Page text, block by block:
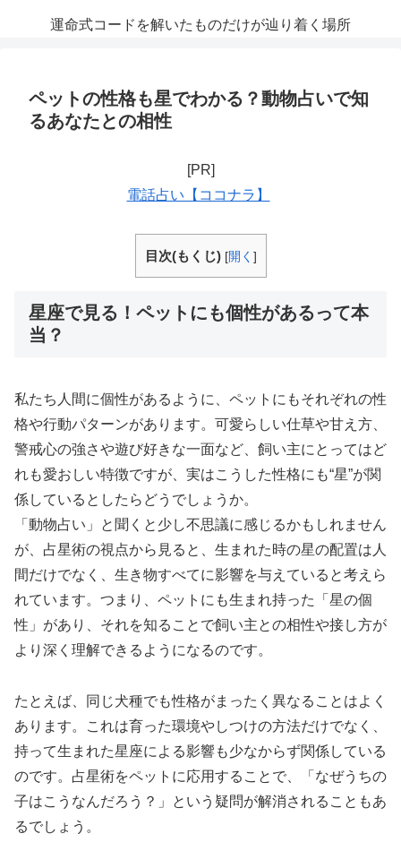
運命式コードを解いたものだけが辿り着く場所
ペットの性格も星でわかる？動物占いで知
るあなたとの相性
[PR]
電話占い【ココナラ】
目次(もくじ) [開く ]
星座で見る！ペットにも個性があるって本
当？
私たち人間に個性があるように、ペットにもそれぞれの性
格や行動パターンがあります。可愛らしい仕草や甘え方、
警戒心の強さや遊び好きな一面など、飼い主にとってはど
れも愛おしい特徴ですが、実はこうした性格にも“星”が関
係しているとしたらどうでしょうか。
「動物占い」と聞くと少し不思議に感じるかもしれません
が、占星術の視点から見ると、生まれた時の星の配置は人
間だけでなく、生き物すべてに影響を与えていると考えら
れています。つまり、ペットにも生まれ持った「星の個
性」があり、それを知ることで飼い主との相性や接し方が
より深く理解できるようになるのです。
たとえば、同じ犬種でも性格がまったく異なることはよく
あります。これは育った環境やしつけの方法だけでなく、
持って生まれた星座による影響も少なからず関係している
のです。占星術をペットに応用することで、「なぜうちの
子はこうなんだろう？」という疑問が解消されることもあ
るでしょう。